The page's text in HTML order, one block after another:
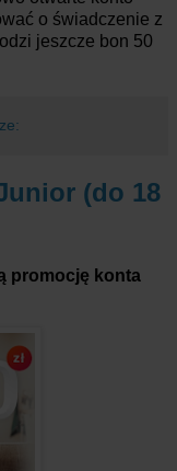
o świadczenie z
jeszcze bon 50
(do 18
promocję konta